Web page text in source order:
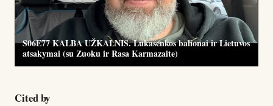
S06E77 KALBA UŽKALNIS. Lukašenkos balionai ir Lietuvos
atsakymai (su Zuoku ir Rasa Karmazaite)
Cited by